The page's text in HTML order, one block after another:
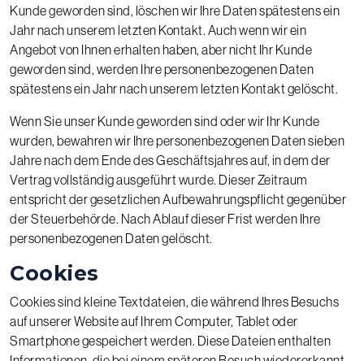
Kunde geworden sind, löschen wir Ihre Daten spätestens ein
Jahr nach unserem letzten Kontakt. Auch wenn wir ein
Angebot von Ihnen erhalten haben, aber nicht Ihr Kunde
geworden sind, werden Ihre personenbezogenen Daten
spätestens ein Jahr nach unserem letzten Kontakt gelöscht.
Wenn Sie unser Kunde geworden sind oder wir Ihr Kunde
wurden, bewahren wir Ihre personenbezogenen Daten sieben
Jahre nach dem Ende des Geschäftsjahres auf, in dem der
Vertrag vollständig ausgeführt wurde. Dieser Zeitraum
entspricht der gesetzlichen Aufbewahrungspflicht gegenüber
der Steuerbehörde. Nach Ablauf dieser Frist werden Ihre
personenbezogenen Daten gelöscht.
Cookies
Cookies sind kleine Textdateien, die während Ihres Besuchs
auf unserer Website auf Ihrem Computer, Tablet oder
Smartphone gespeichert werden. Diese Dateien enthalten